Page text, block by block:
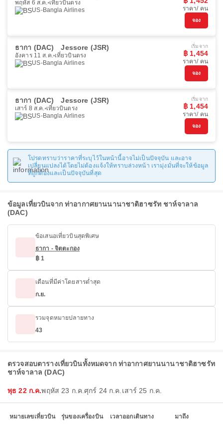
พฤหัส 6 ส.ค. เที่ยวบินตรง
US-Bangla Airlines
ราคา/ คน
จอง
ธากา (DAC) Jessore (JSR)
อังคาร 11 ส.ค. เที่ยวบินตรง
US-Bangla Airlines
เริ่มจาก
฿ 1,454
ราคา/ คน
จอง
ธากา (DAC) Jessore (JSR)
เสาร์ 8 ส.ค. เที่ยวบินตรง
US-Bangla Airlines
เริ่มจาก
฿ 1,454
ราคา/ คน
จอง
โปรดทราบว่าราคาที่ระบุไว้ในหน้านี้อาจไม่เป็นปัจจุบัน และอาจ
เปลี่ยนแปลงได้โดยไม่ต้องแจ้งให้ทราบล่วงหน้า เรามุ่งมั่นที่จะให้ข้อมูล
ที่ถูกต้องและเป็นปัจจุบันที่สุด
ข้อมูลเที่ยวบินจาก ท่าอากาศยานนานาชาติฮาซรัท ชาห์จาลาล
(DAC)
ข้อเสนอเที่ยวบินสุดพิเศษ
ธากา - จิตตะกอง
฿ 1
เดือนที่มีค่าโดยสารต่ำสุด
ก.ย.
รวมจุดหมายปลายทาง
43
ตรวจสอบตารางเที่ยวบินทั้งหมดจาก ท่าอากาศยานนานาชาติฮาซรัท
ชาห์จาลาล (DAC)
พุธ 22 ก.ค.พฤหัส 23 ก.ค.ศุกร์ 24 ก.ค. เสาร์ 25 ก.ค.
หมายเลขเที่ยวบิน รุ่นของเครื่องบิน เวลาออกเดินทาง มาถึง